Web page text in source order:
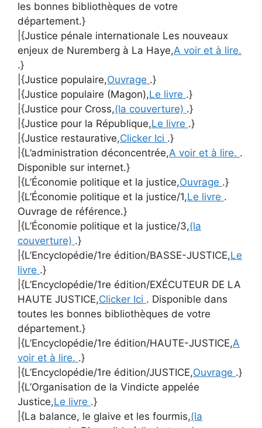
les bonnes bibliothèques de votre
département.}
|{Justice pénale internationale Les nouveaux
enjeux de Nuremberg à La Haye,A voir et à lire.
.}
|{Justice populaire,Ouvrage .}
|{Justice populaire (Magon),Le livre .}
|{Justice pour Cross,(la couverture) .}
|{Justice pour la République,Le livre .}
|{Justice restaurative,Clicker Ici .}
|{L’administration déconcentrée,A voir et à lire. .
Disponible sur internet.}
|{L’Économie politique et la justice,Ouvrage .}
|{L’Économie politique et la justice/1,Le livre .
Ouvrage de référence.}
|{L’Économie politique et la justice/3,(la
couverture) .}
|{L’Encyclopédie/1re édition/BASSE-JUSTICE,Le
livre .}
|{L’Encyclopédie/1re édition/EXÉCUTEUR DE LA
HAUTE JUSTICE,Clicker Ici . Disponible dans
toutes les bonnes bibliothèques de votre
département.}
|{L’Encyclopédie/1re édition/HAUTE-JUSTICE,A
voir et à lire. .}
|{L’Encyclopédie/1re édition/JUSTICE,Ouvrage .}
|{L’Organisation de la Vindicte appelée
Justice,Le livre .}
|{La balance, le glaive et les fourmis,(la